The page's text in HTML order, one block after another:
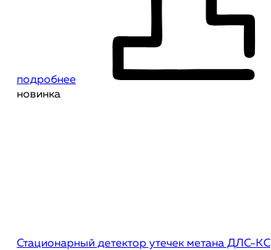
подробнее
новинка
Стационарный детектор утечек метана ДЛС-КС